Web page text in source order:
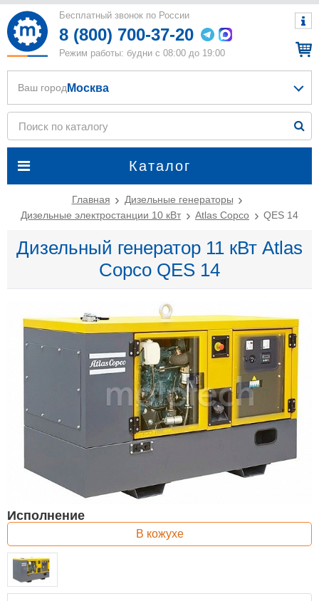
Бесплатный звонок по России
8 (800) 700-37-20
Режим работы: будни с 08:00 до 19:00
Каталог
Ваш город Москва
Главная
Дизельные генераторы
Дизельные электростанции 10 кВт
Atlas Copco QES 14
Дизельный генератор 11 кВт Atlas
Copco QES 14
Исполнение
В кожухе